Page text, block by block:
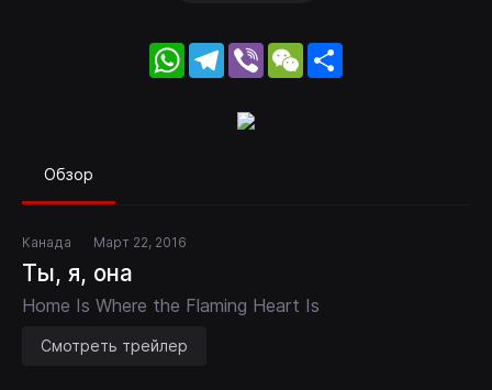
WhatsApp
Telegram
Viber WeChat
Обзор
Канада Март 22, 2016
Ты, я, она
Home Is Where the Flaming Heart Is
Смотреть трейлер